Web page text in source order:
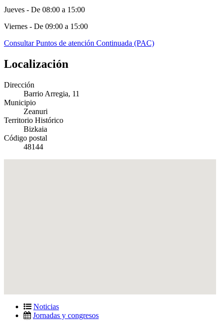
Jueves - De 08:00 a 15:00
Viernes - De 09:00 a 15:00
Consultar Puntos de atención Continuada (PAC)
Localización
Dirección
Barrio Arregia, 11
Municipio
Zeanuri
Territorio Histórico
Bizkaia
Código postal
48144
Noticias
Jornadas y congresos